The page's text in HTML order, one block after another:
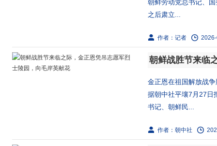
朝鲜劳动党总书记、
之后肃立...
作者：记者
金正恩在祖国解放战
据朝中社平壤7月27日
书记、朝鲜民...
作者：朝中社